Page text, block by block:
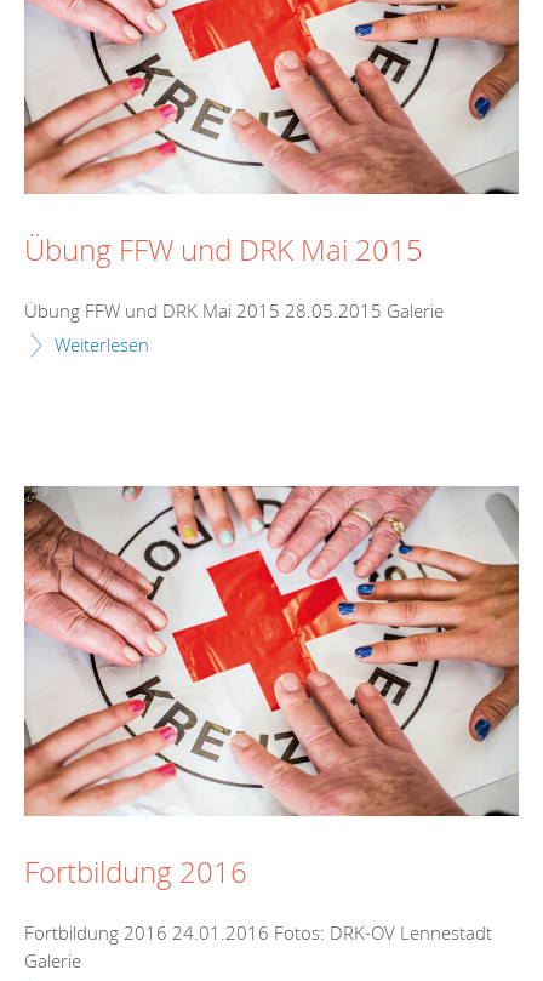
Übung FFW und DRK Mai 2015
Übung FFW und DRK Mai 2015 28.05.2015 Galerie
Weiterlesen
Fortbildung 2016
Fortbildung 2016 24.01.2016 Fotos: DRK-OV Lennestadt
Galerie